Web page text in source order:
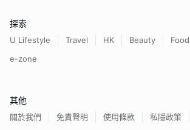
探索
U Lifestyle Travel HK Beauty Food
e-zone
其他
關於我們 免責聲明 使用條款 私隱政策